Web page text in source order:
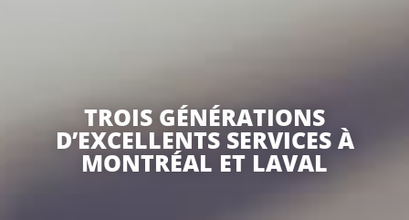
TROIS GÉNÉRATIONS
D’EXCELLENTS SERVICES À
MONTRÉAL ET LAVAL